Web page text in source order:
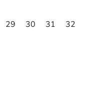
29 30 31 32